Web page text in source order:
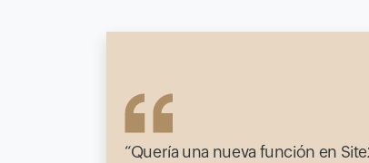
Quería una nueva función en